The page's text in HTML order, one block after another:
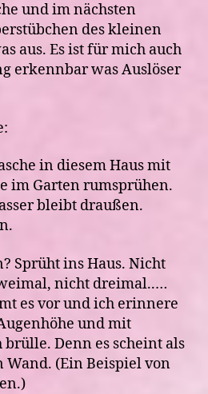
und im nächsten
des kleinen
aus. Es ist für mich auch
erkennbar was Auslöser
in diesem Haus mit
im Garten rumsprühen.
bleibt draußen.
Sprüht ins Haus. Nicht
nicht dreimal..…
es vor und ich erinnere
und mit
Denn es scheint als
Wand. (Ein Beispiel von